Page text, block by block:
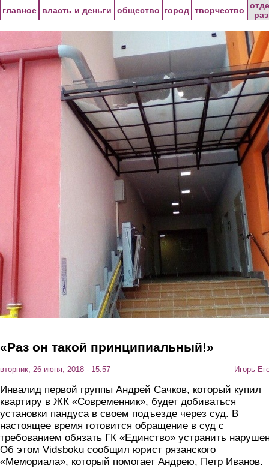
главное власть и деньги общество город творчество
«Раз он такой принципиальный!»
вторник, 26 июня, 2018 - 15:57 Игорь
Инвалид первой группы Андрей Сачков, который купил
квартиру в ЖК «Современник», будет добиваться
установки пандуса в своем подъезде через суд. В
настоящее время готовится обращение в суд с
требованием обязать ГК «Единство» устранить
Об этом Vidsboku сообщил юрист рязанского
«Мемориала», который помогает Андрею, Петр Иванов.